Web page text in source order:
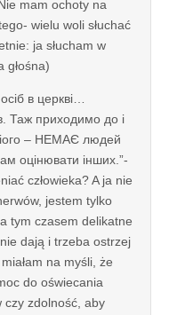
mam ochoty na
wielu woli słuchać
ja słucham w
głośna)
в церкві…
Таж приходимо до і
– НЕМАЄ людей
оцінювати інших.”-
człowieka? A ja nie
jestem tylko
tym czasem delikatne
dają i trzeba ostrzej
na myśli, że
do oświecania
czy zdolność, aby